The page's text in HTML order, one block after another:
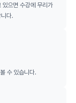
으면 수강에 무리가
다.
수 있습니다.